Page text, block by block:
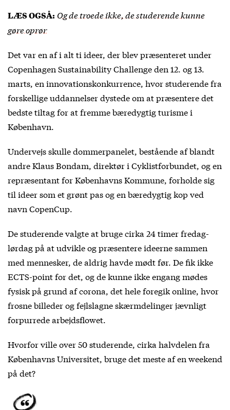
LÆS OGSÅ: Og de troede ikke, de studerende kunne
gøre oprør
Det var en af i alt ti ideer, der blev præsenteret under
Copenhagen Sustainability Challenge den 12. og 13.
marts, en innovationskonkurrence, hvor studerende fra
forskellige uddannelser dystede om at præsentere det
bedste tiltag for at fremme bæredygtig turisme i
København.
Undervejs skulle dommerpanelet, bestående af blandt
andre Klaus Bondam, direktør i Cyklistforbundet, og en
repræsentant for Københavns Kommune, forholde sig
til ideer som et grønt pas og en bæredygtig kop ved
navn CopenCup.
De studerende valgte at bruge cirka 24 timer fredag-
lørdag på at udvikle og præsentere ideerne sammen
med mennesker, de aldrig havde mødt før. De fik ikke
ECTS-point for det, og de kunne ikke engang mødes
fysisk på grund af corona, det hele foregik online, hvor
frosne billeder og fejlslagne skærmdelinger jævnligt
forpurrede arbejdsflowet.
Hvorfor ville over 50 studerende, cirka halvdelen fra
Københavns Universitet, bruge det meste af en weekend
på det?